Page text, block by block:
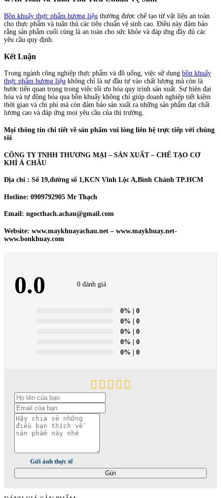
Bồn khuấy thực phẩm hương liệu thường được chế tạo từ vật liệu an toàn
cho thực phẩm và tuân thủ các tiêu chuẩn vệ sinh cao. Điều này đảm bảo
rằng sản phẩm cuối cùng là an toàn cho sức khỏe và đáp ứng đầy đủ các
yêu cầu quy định.
Kết Luận
Trong ngành công nghiệp thực phẩm và đồ uống, việc sử dụng bồn khuấy
thực phẩm hương liệu không chỉ là sự đầu tư vào chất lượng mà còn là
bước tiến quan trọng trong việc tối ưu hóa quy trình sản xuất. Sự hiện đại
hóa và tự động hóa qua bồn khuấy không chỉ giúp doanh nghiệp tiết kiệm
thời gian và chi phí mà còn đảm bảo sản xuất ra những sản phẩm đạt chất
lượng cao và đáp ứng mọi yêu cầu của thị trường.
Mọi thông tin chi tiết về sản phẩm vui lòng liên hệ trực tiếp với chúng
tôi
CÔNG TY TNHH THƯƠNG MẠI – SẢN XUẤT – CHẾ TẠO CƠ
KHÍ Á CHÂU
Địa chỉ : Số 19,đường số 1,KCN Vĩnh Lộc A,Bình Chánh TP.HCM
Hotline: 0909792905 Mr Thạch
Email: ngocthach.achau@gmail.com
Website: www.maykhuayachau.net – www.maykhuay.net-
www.bonkhuay.com
0.0 0 đánh giá
0% | 0
0% | 0
0% | 0
0% | 0
0% | 0
Gửi ảnh thực tế
Gửi